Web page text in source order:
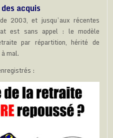
acquis
2003, et jusqu’aux récentes
est sans appel : le modèle
par répartition, hérité de
mal.
: